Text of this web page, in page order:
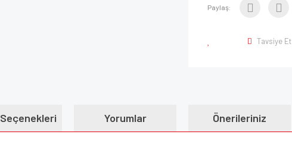
Paylaş:
Tavsiye Et
Yorumlar Önerileriniz